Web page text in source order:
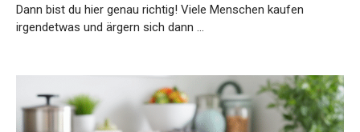
Dann bist du hier genau richtig! Viele Menschen kaufen
irgendetwas und ärgern sich dann …